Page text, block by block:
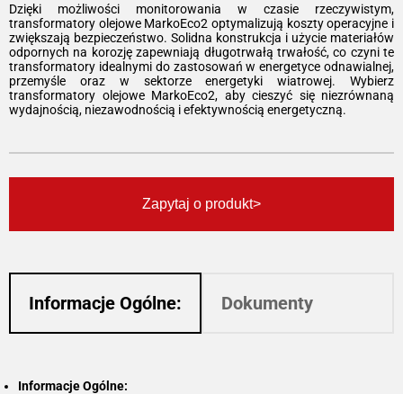
Dzięki możliwości monitorowania w czasie rzeczywistym,
transformatory olejowe MarkoEco2 optymalizują koszty operacyjne i
zwiększają bezpieczeństwo. Solidna konstrukcja i użycie materiałów
odpornych na korozję zapewniają długotrwałą trwałość, co czyni te
transformatory idealnymi do zastosowań w energetyce odnawialnej,
przemyśle oraz w sektorze energetyki wiatrowej. Wybierz
transformatory olejowe MarkoEco2, aby cieszyć się niezrównaną
wydajnością, niezawodnością i efektywnością energetyczną.
Zapytaj o produkt
Informacje Ogólne: Dokumenty
Informacje Ogólne: